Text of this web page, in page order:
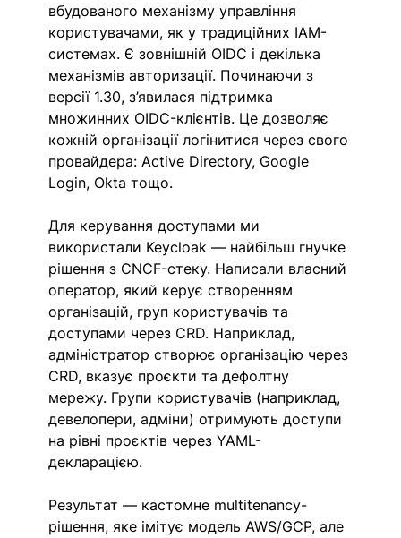
вбудованого механізму управління
користувачами, як у традиційних IAM-
системах. Є зовнішній OIDC і декілька
механізмів авторизації. Починаючи з
версії 1.30, з’явилася підтримка
множинних OIDC-клієнтів. Це дозволяє
кожній організації логінитися через свого
провайдера: Active Directory, Google
Login, Okta тощо.
Для керування доступами ми
використали Keycloak — найбільш гнучке
рішення з CNCF-стеку. Написали власний
оператор, який керує створенням
організацій, груп користувачів та
доступами через CRD. Наприклад,
адміністратор створює організацію через
CRD, вказує проєкти та дефолтну
мережу. Групи користувачів (наприклад,
девелопери, адміни) отримують доступи
на рівні проєктів через YAML-
декларацією.
Результат — кастомне multitenancy-
рішення, яке імітує модель AWS/GCP, але